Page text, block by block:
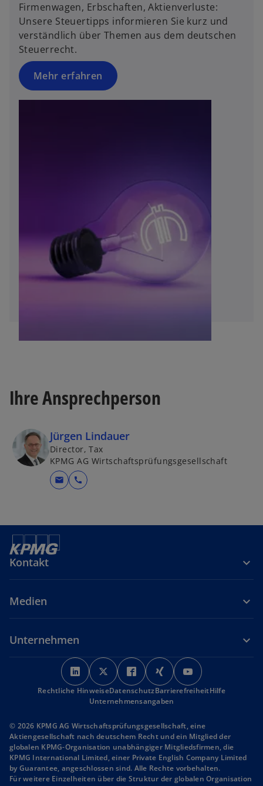
Firmenwagen, Erbschaften, Aktienverluste:
Unsere Steuertipps informieren Sie kurz und
verständlich über Themen aus dem deutschen
Steuerrecht.
Mehr erfahren
Ihre Ansprechperson
Jürgen Lindauer
Director, Tax
KPMG AG Wirtschaftsprüfungsgesellschaft
mail call
Kontakt
Medien
Unternehmen
w
i
r
d
n
e
i
n
w
i
r
d
n
e
i
n
w
i
r
d
n
e
i
n
w
i
r
i
n
e
i
n
i
r
n
e
i
n
Rechtliche HinweiseDatenschutzBarrierefreiheitHilfe
Unternehmensangaben
© 2026 KPMG AG Wirtschaftsprüfungsgesellschaft, eine
Aktiengesellschaft nach deutschem Recht und ein Mitglied der
globalen KPMG-Organisation unabhängiger Mitgliedsfirmen, die
KPMG International Limited, einer Private English Company Limited
by Guarantee, angeschlossen sind. Alle Rechte vorbehalten.
Für weitere Einzelheiten über die Struktur der globalen Organisation